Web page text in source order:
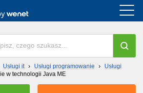
Usługi it › Usługi programowanie ›
Usługi
w technologii Java ME